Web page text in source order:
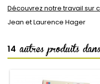
Découvrez notre travail sur
Jean et Laurence Hager
14 autres produits